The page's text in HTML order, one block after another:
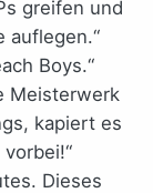
greifen und
auflegen.“
Boys.“
Meisterwerk
kapiert es
Dieses